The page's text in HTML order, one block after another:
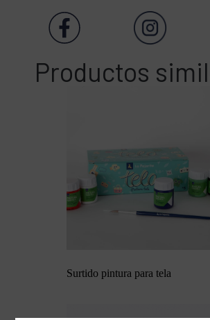
Productos
Surtido pintura para tela